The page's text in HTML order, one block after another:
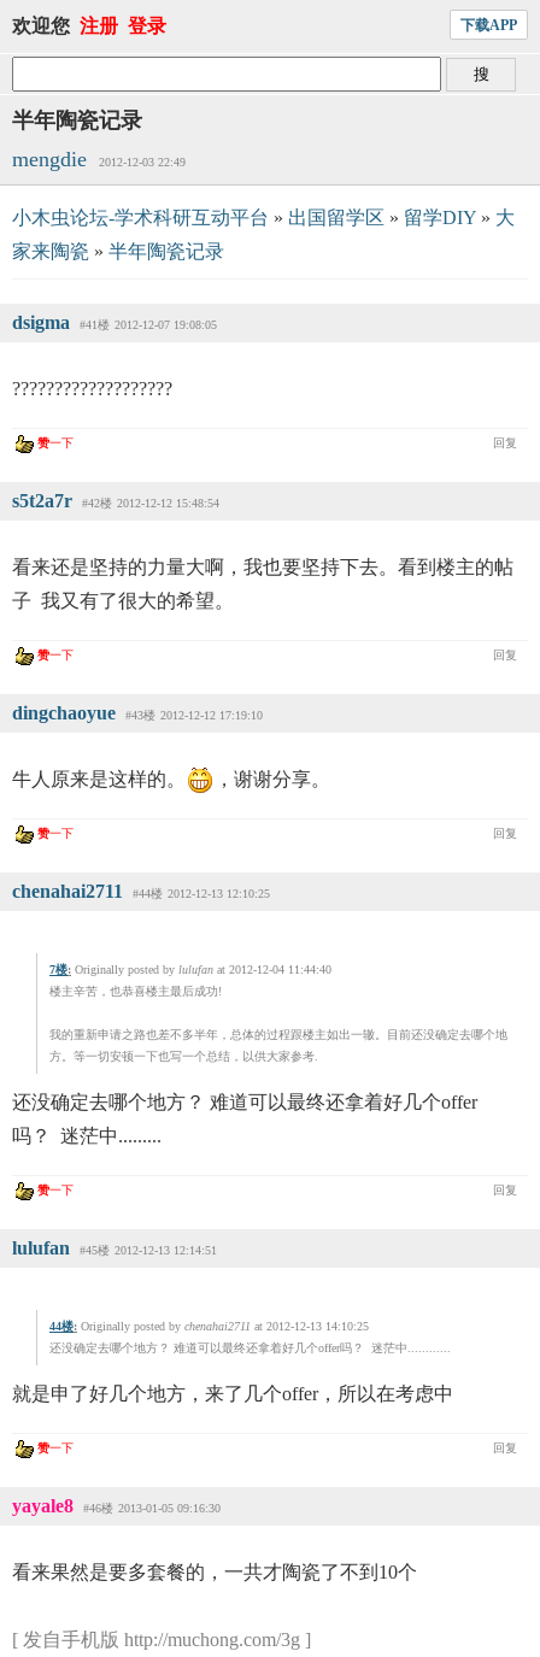
欢迎您 注册 登录 下载APP
半年陶瓷记录
mengdie
2012-12-03 22:49
小木虫论坛-学术科研互动平台 » 出国留学区 » 留学DIY » 大
家来陶瓷 » 半年陶瓷记录
dsigma #41楼 2012-12-07 19:08:05
???????????????????
赞一下 回复
s5t2a7r #42楼 2012-12-12 15:48:54
看来还是坚持的力量大啊，我也要坚持下去。看到楼主的帖
子 我又有了很大的希望。
赞一下 回复
dingchaoyue #43楼 2012-12-12 17:19:10
牛人原来是这样的。 ，谢谢分享。
赞一下 回复
chenahai2711 #44楼 2012-12-13 12:10:25
7楼: Originally posted by lulufan at 2012-12-04 11:44:40
楼主辛苦，也恭喜楼主最后成功!
我的重新申请之路也差不多半年，总体的过程跟楼主如出一辙。目前还没确定去哪个地
方。等一切安顿一下也写一个总结，以供大家参考.
还没确定去哪个地方？ 难道可以最终还拿着好几个offer
吗？ 迷茫中.........
赞一下 回复
lulufan #45楼 2012-12-13 12:14:51
44楼: Originally posted by chenahai2711 at 2012-12-13 14:10:25
还没确定去哪个地方？ 难道可以最终还拿着好几个offer吗？ 迷茫中............
就是申了好几个地方，来了几个offer，所以在考虑中
赞一下 回复
yayale8 #46楼 2013-01-05 09:16:30
看来果然是要多套餐的，一共才陶瓷了不到10个
[ 发自手机版 http://muchong.com/3g ]